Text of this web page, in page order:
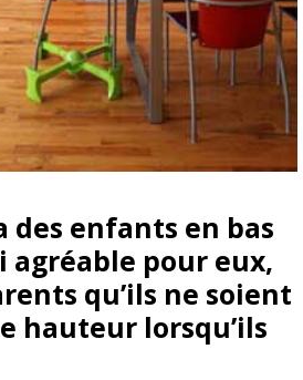
des enfants en bas
agréable pour eux,
qu’ils ne soient
hauteur lorsqu’ils